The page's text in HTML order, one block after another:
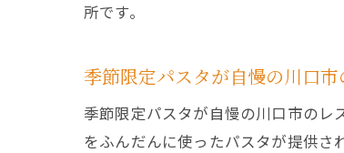
所です。
季節限定パスタが自慢の川口市
季節限定パスタが自慢の川口市のレ
をふんだんに使ったパスタが提供さ